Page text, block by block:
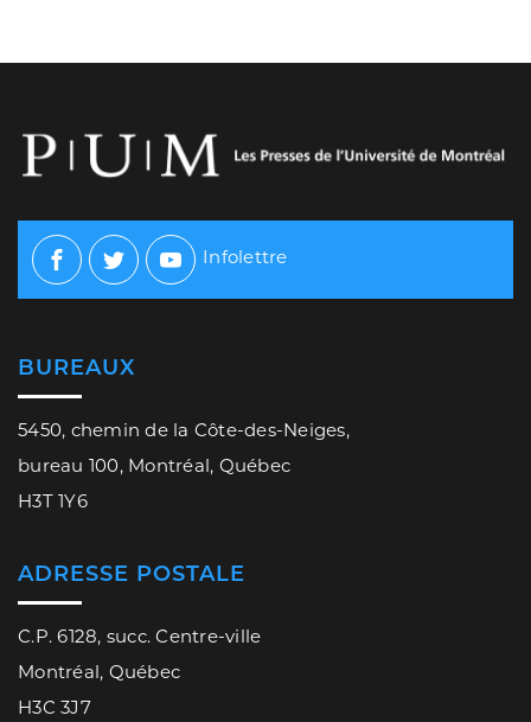
Facebook
TwitterYoutube
Infolettre
BUREAUX
5450, chemin de la Côte-des-Neiges,
bureau 100, Montréal, Québec
H3T 1Y6
ADRESSE POSTALE
C.P. 6128, succ. Centre-ville
Montréal, Québec
H3C 3J7